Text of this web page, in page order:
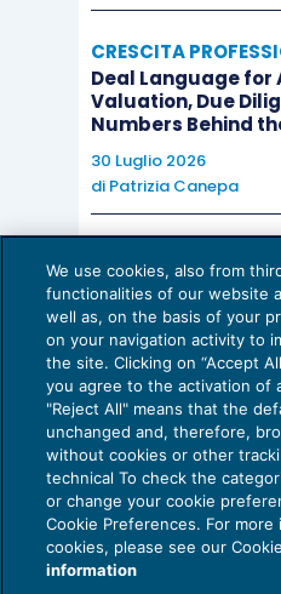
del suo appartamento
bisogno per dirsi felice.
questo meccanismo,
alla perfezione. Una
a interrogarsi sul
stomaco e non lo lascia
non sa dare un nome,
godersi la routine con la
questo che Lorenzo non
suo malessere se non
un po’. Di partire per
sconosciuti, una realtà
consentirgli di prendere
rimettere ordine dentro
aspetta è di restare
compagni di viaggio:
CRESCITA
Deal Language
Valuation, Due
Numbers Behind
30 Luglio 2026
di Patrizia Canepa
EU AI Act e studi
scadenze concrete
27 Luglio 2026
di Diego Barberie
Privacy
Cookie
We use cookies, also from
functionalities of our website
well as, on the basis of your
on your navigation activity to
the site. Clicking on “Accept
you agree to the activation of
"Reject All" means that the
unchanged and, therefore,
without cookies or other
technical To check the
or change your cookie
Cookie Preferences. For
cookies, please see our
information